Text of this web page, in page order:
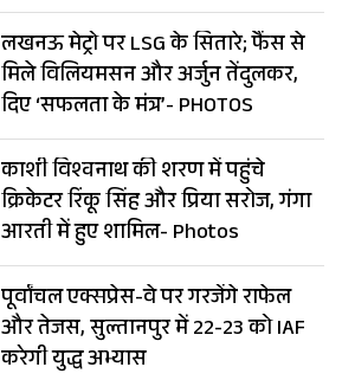
लखनऊ मेट्रो पर LSG के सितारे; फैंस से
मिले विलियमसन और अर्जुन तेंदुलकर,
दिए ‘सफलता के मंत्र’- PHOTOS
काशी विश्वनाथ की शरण में पहुंचे
क्रिकेटर रिंकू सिंह और प्रिया सरोज, गंगा
आरती में हुए शामिल- Photos
पूर्वांचल एक्सप्रेस-वे पर गरजेंगे राफेल
और तेजस, सुल्तानपुर में 22-23 को IAF
करेगी युद्ध अभ्यास